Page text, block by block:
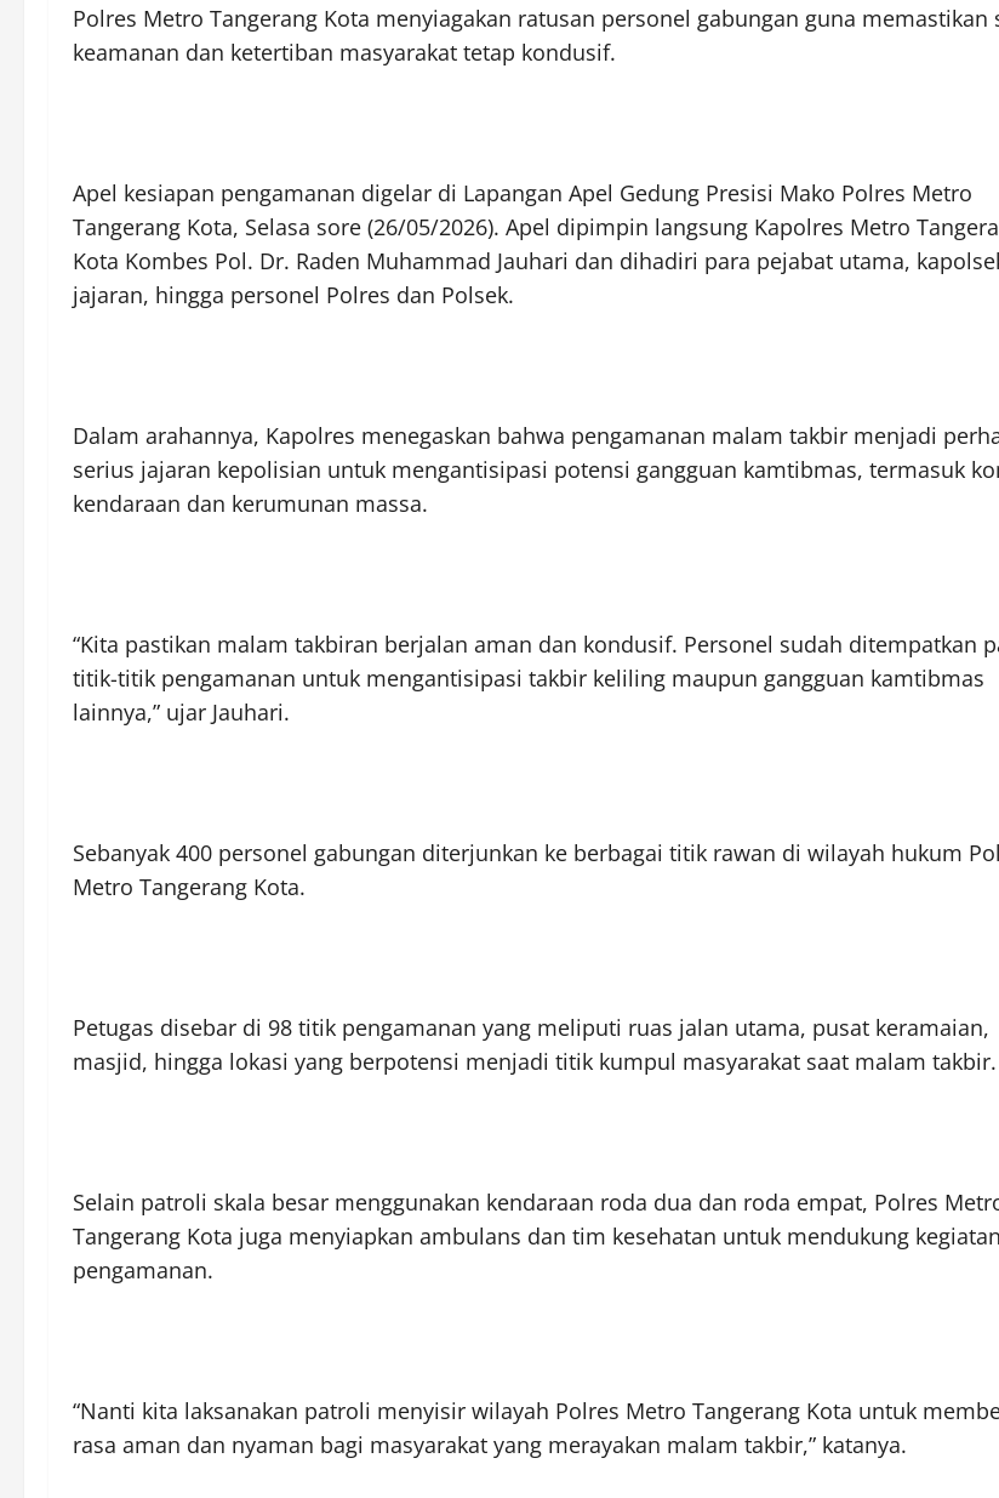
Polres Metro Tangerang Kota menyiagakan ratusan personel gabungan guna memastikan
keamanan dan ketertiban masyarakat tetap kondusif.
Apel kesiapan pengamanan digelar di Lapangan Apel Gedung Presisi Mako Polres Metro
Tangerang Kota, Selasa sore (26/05/2026). Apel dipimpin langsung Kapolres Metro
Kota Kombes Pol. Dr. Raden Muhammad Jauhari dan dihadiri para pejabat utama,
jajaran, hingga personel Polres dan Polsek.
Dalam arahannya, Kapolres menegaskan bahwa pengamanan malam takbir menjadi
serius jajaran kepolisian untuk mengantisipasi potensi gangguan kamtibmas, termasuk
kendaraan dan kerumunan massa.
“Kita pastikan malam takbiran berjalan aman dan kondusif. Personel sudah ditempatkan
titik-titik pengamanan untuk mengantisipasi takbir keliling maupun gangguan kamtibmas
lainnya,” ujar Jauhari.
Sebanyak 400 personel gabungan diterjunkan ke berbagai titik rawan di wilayah hukum
Metro Tangerang Kota.
Petugas disebar di 98 titik pengamanan yang meliputi ruas jalan utama, pusat keramaian,
masjid, hingga lokasi yang berpotensi menjadi titik kumpul masyarakat saat malam takbir.
Selain patroli skala besar menggunakan kendaraan roda dua dan roda empat, Polres
Tangerang Kota juga menyiapkan ambulans dan tim kesehatan untuk mendukung kegiatan
pengamanan.
“Nanti kita laksanakan patroli menyisir wilayah Polres Metro Tangerang Kota untuk
rasa aman dan nyaman bagi masyarakat yang merayakan malam takbir,” katanya.